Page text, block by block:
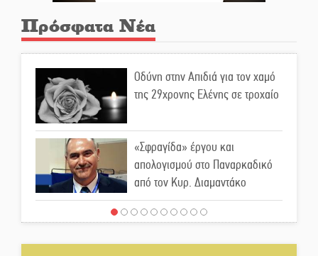
Πρόσφατα Νέα
Οδύνη στην Απιδιά για τον χαμό
της 29χρονης Ελένης σε τροχαίο
«Σφραγίδα» έργου και
απολογισμού στο Παναρκαδικό
από τον Κυρ. Διαμαντάκο
Μια «χρυσή» ελαιοκομική